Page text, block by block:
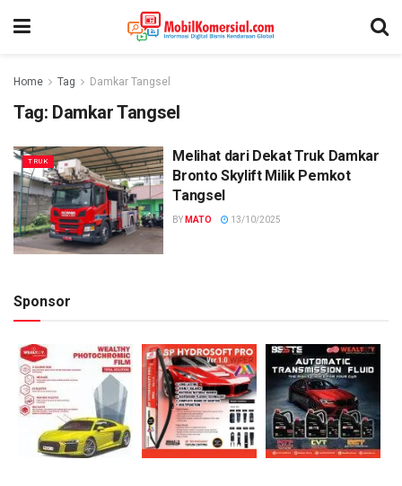
Home Tag Damkar Tangsel
Tag: Damkar Tangsel
TRUK
Melihat dari Dekat Truk Damkar
Bronto Skylift Milik Pemkot
Tangsel
BY MATO 13/10/2025
Sponsor